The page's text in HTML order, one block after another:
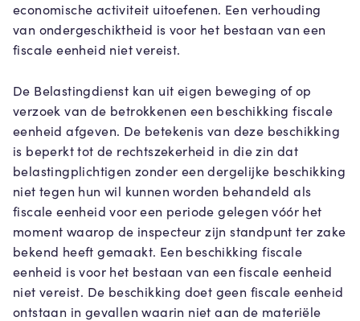
economische activiteit uitoefenen. Een verhouding
van ondergeschiktheid is voor het bestaan van een
fiscale eenheid niet vereist.
De Belastingdienst kan uit eigen beweging of op
verzoek van de betrokkenen een beschikking fiscale
eenheid afgeven. De betekenis van deze beschikking
is beperkt tot de rechtszekerheid in die zin dat
belastingplichtigen zonder een dergelijke beschikking
niet tegen hun wil kunnen worden behandeld als
fiscale eenheid voor een periode gelegen vóór het
moment waarop de inspecteur zijn standpunt ter zake
bekend heeft gemaakt. Een beschikking fiscale
eenheid is voor het bestaan van een fiscale eenheid
niet vereist. De beschikking doet geen fiscale eenheid
ontstaan in gevallen waarin niet aan de materiële